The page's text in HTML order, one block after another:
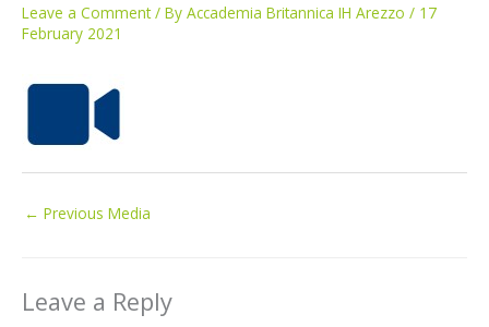
Leave a Comment / By Accademia Britannica IH Arezzo / 17
February 2021
← Previous Media
Leave a Reply